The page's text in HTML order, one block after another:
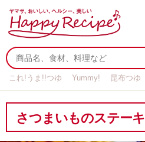
これ!うま!!つゆ Yummy! 昆布つゆ
さつまいものステーキ